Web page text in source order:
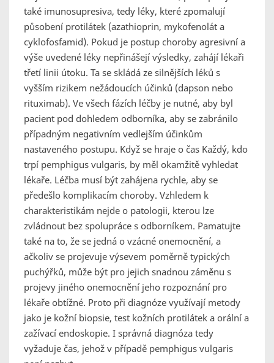
také imunosupresiva, tedy léky, které zpomalují
působení protilátek (azathioprin, mykofenolát a
cyklofosfamid). Pokud je postup choroby agresivní a
výše uvedené léky nepřinášejí výsledky, zahájí lékaři
třetí linii útoku. Ta se skládá ze silnějších léků s
vyšším rizikem nežádoucích účinků (dapson nebo
rituximab). Ve všech fázích léčby je nutné, aby byl
pacient pod dohledem odborníka, aby se zabránilo
případným negativním vedlejším účinkům
nastaveného postupu. Když se hraje o čas Každý, kdo
trpí pemphigus vulgaris, by měl okamžitě vyhledat
lékaře. Léčba musí být zahájena rychle, aby se
předešlo komplikacím choroby. Vzhledem k
charakteristikám nejde o patologii, kterou lze
zvládnout bez spolupráce s odborníkem. Pamatujte
také na to, že se jedná o vzácné onemocnění, a
ačkoliv se projevuje výsevem poměrně typických
puchýřků, může být pro jejich snadnou záměnu s
projevy jiného onemocnění jeho rozpoznání pro
lékaře obtížné. Proto při diagnóze využívají metody
jako je kožní biopsie, test kožních protilátek a orální a
zažívací endoskopie. I správná diagnóza tedy
vyžaduje čas, jehož v případě pemphigus vulgaris